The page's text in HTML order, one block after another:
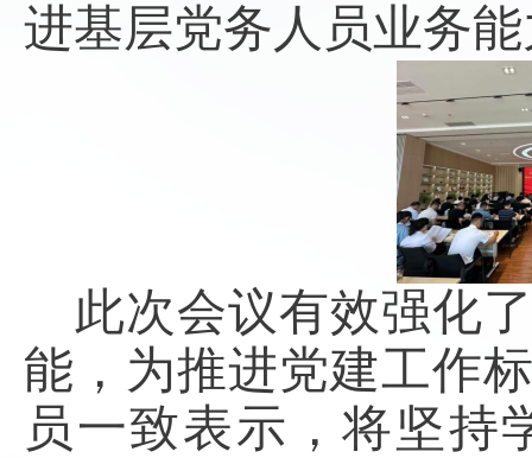
进基层党务人员业务
此次会议有效强化
能，为推进党建工作
员一致表示，将坚持